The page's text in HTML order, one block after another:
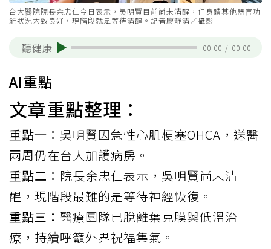
台大醫院院長余忠仁今日表示，吳明賢目前尚未清醒，但身體其他器官功
能狀況大致良好，現階段就是等待清醒。記者廖靜清／攝影
聽健康 00:00 / 00:00
AI重點
文章重點整理：
重點一： 吳明賢因急性心肌梗塞OHCA，送醫
兩周仍在台大加護病房。
重點二： 院長余忠仁表示，吳明賢尚未清
醒，現階段最難的是等待神經恢復。
重點三： 醫療團隊已脫離葉克膜與低溫治
療，持續呼籲外界祝福集氣。